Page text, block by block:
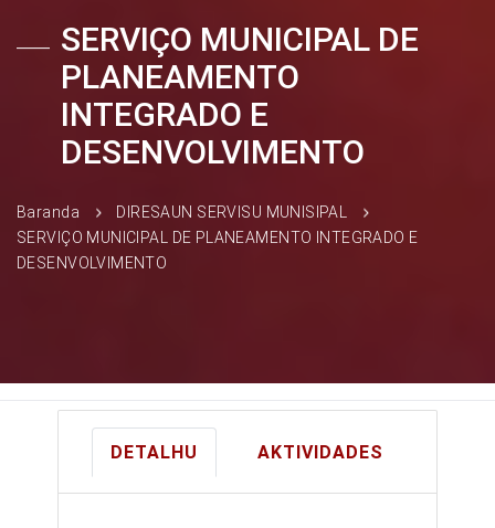
SERVIÇO MUNICIPAL DE
PLANEAMENTO
INTEGRADO E
DESENVOLVIMENTO
Baranda
DIRESAUN SERVISU MUNISIPAL
SERVIÇO MUNICIPAL DE PLANEAMENTO INTEGRADO E
DESENVOLVIMENTO
DETALHU AKTIVIDADES